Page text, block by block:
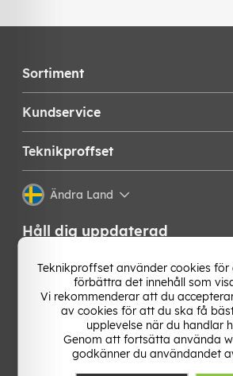
Sortiment
Kundservice
Teknikproffset
Ändra Land
Håll dig uppdaterad
Få de senaste nyheterna, hetaste
bästa tipsen från oss direkt i din
vårt nyhetsbrev!
Teknikproffset använder cookies
förbättra det innehåll som
Vi rekommenderar att du
av cookies för att du ska få
upplevelse när du handlar
Genom att fortsätta använda
godkänner du användandet